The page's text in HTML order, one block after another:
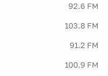
92.6 FM
103.8 FM
91.2 FM
100.9 FM